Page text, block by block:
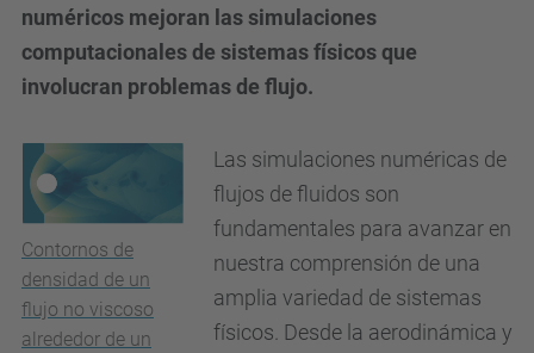
numéricos mejoran las simulaciones
computacionales de sistemas físicos que
involucran problemas de flujo.
Contornos de
densidad de un
flujo no viscoso
alrededor de un
Las simulaciones numéricas de
flujos de fluidos son
fundamentales para avanzar en
nuestra comprensión de una
amplia variedad de sistemas
físicos. Desde la aerodinámica y